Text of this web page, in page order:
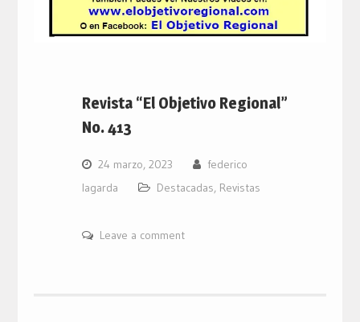
Revista “El Objetivo Regional”
No. 413
24 marzo, 2023
federico
lagarda
Destacadas, Revistas
Leave a comment